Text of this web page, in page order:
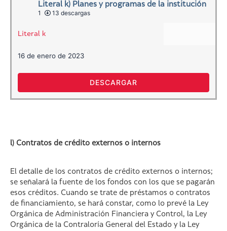
Literal k) Planes y programas de la institución
1
13 descargas
Literal k
16 de enero de 2023
DESCARGAR
l) Contratos de crédito externos o internos
El detalle de los contratos de crédito externos o internos;
se señalará la fuente de los fondos con los que se pagarán
esos créditos. Cuando se trate de préstamos o contratos
de financiamiento, se hará constar, como lo prevé la Ley
Orgánica de Administración Financiera y Control, la Ley
Orgánica de la Contraloría General del Estado y la Ley